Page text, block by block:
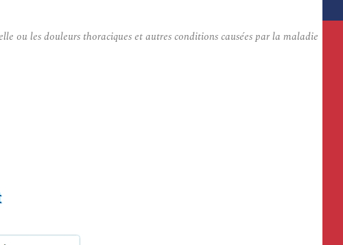
ou les douleurs thoraciques et autres conditions causées par la maladie